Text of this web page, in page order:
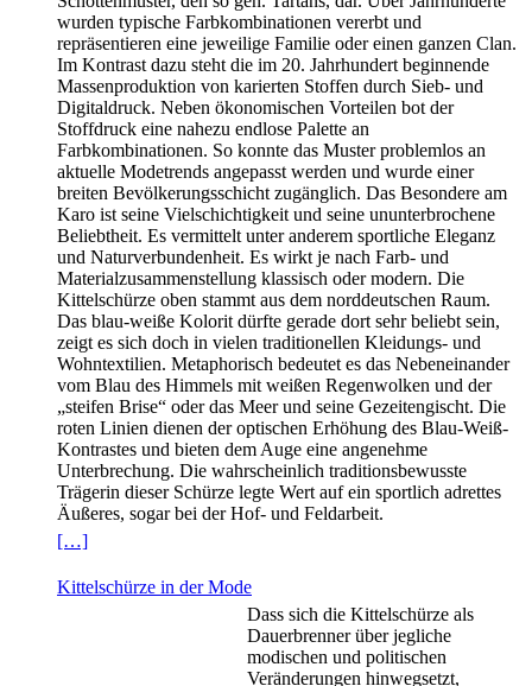
wurden typische Farbkombinationen vererbt und
repräsentieren eine jeweilige Familie oder einen ganzen Clan.
Im Kontrast dazu steht die im 20. Jahrhundert beginnende
Massenproduktion von karierten Stoffen durch Sieb- und
Digitaldruck. Neben ökonomischen Vorteilen bot der
Stoffdruck eine nahezu endlose Palette an
Farbkombinationen. So konnte das Muster problemlos an
aktuelle Modetrends angepasst werden und wurde einer
breiten Bevölkerungsschicht zugänglich. Das Besondere am
Karo ist seine Vielschichtigkeit und seine ununterbrochene
Beliebtheit. Es vermittelt unter anderem sportliche Eleganz
und Naturverbundenheit. Es wirkt je nach Farb- und
Materialzusammenstellung klassisch oder modern. Die
Kittelschürze oben stammt aus dem norddeutschen Raum.
Das blau-weiße Kolorit dürfte gerade dort sehr beliebt sein,
zeigt es sich doch in vielen traditionellen Kleidungs- und
Wohntextilien. Metaphorisch bedeutet es das Nebeneinander
vom Blau des Himmels mit weißen Regenwolken und der
„steifen Brise“ oder das Meer und seine Gezeitengischt. Die
roten Linien dienen der optischen Erhöhung des Blau-Weiß-
Kontrastes und bieten dem Auge eine angenehme
Unterbrechung. Die wahrscheinlich traditionsbewusste
Trägerin dieser Schürze legte Wert auf ein sportlich adrettes
Äußeres, sogar bei der Hof- und Feldarbeit.
[…]
Kittelschürze in der Mode
Dass sich die Kittelschürze als
Dauerbrenner über jegliche
modischen und politischen
Veränderungen hinwegsetzt,